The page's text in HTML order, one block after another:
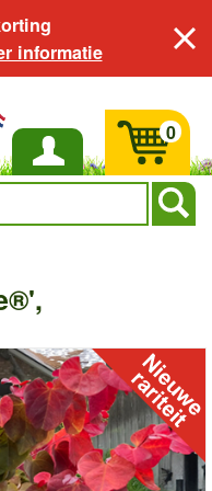
informatie
Inloggen
0